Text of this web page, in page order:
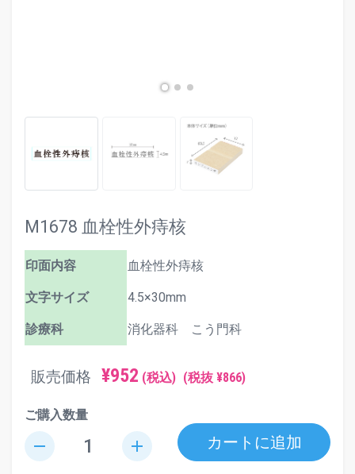
M1678 血栓性外痔核
印面内容 血栓性外痔核
文字サイズ 4.5×30mm
診療科 消化器科 こう門科
販売価格 ¥952 (税込) (税抜 ¥866)
ご購入数量
remove add カートに追加